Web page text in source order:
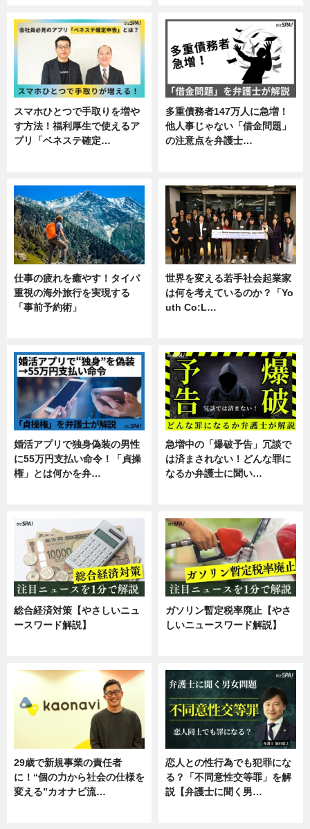
スマホひとつで手取りを増や
す方法！福利厚生で使えるア
プリ「ベネステ確定…
多重債務者147万人に急増！
他人事じゃない「借金問題」
の注意点を弁護士…
仕事の疲れを癒やす！タイパ
重視の海外旅行を実現する
「事前予約術」
世界を変える若手社会起業家
は何を考えているのか？「Yo
uth Co:L…
婚活アプリで独身偽装の男性
に55万円支払い命令！「貞操
権」とは何かを弁…
急増中の「爆破予告」冗談で
は済まされない！どんな罪に
なるか弁護士に聞い…
総合経済対策【やさしいニュ
ースワード解説】
ガソリン暫定税率廃止【やさ
しいニュースワード解説】
29歳で新規事業の責任者
に！“個の力から社会の仕様を
変える”カオナビ流…
恋人との性行為でも犯罪にな
る？「不同意性交等罪」を解
説【弁護士に聞く男…